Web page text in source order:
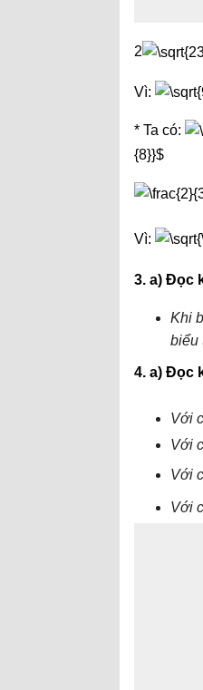
2
Vì:
* Ta có:
{8}}$
Vì:
3. a) Đọc
Khi
biểu
4. a) Đọc
Với
Với
Với
Với